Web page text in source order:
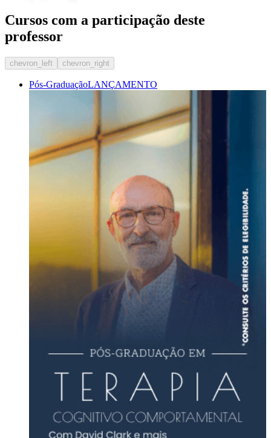
Cursos com a participação deste
professor
chevron_left chevron_right
Pós-GraduaçãoLANÇAMENTO